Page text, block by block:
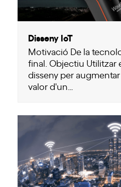
Disseny IoT
Motivació De la
final. Objectiu Utilitzar
disseny per
valor d'un…